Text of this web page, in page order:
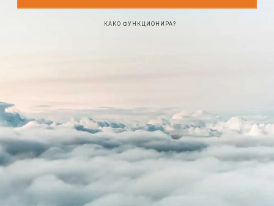
КАКО ФУНКЦИОНИРА?